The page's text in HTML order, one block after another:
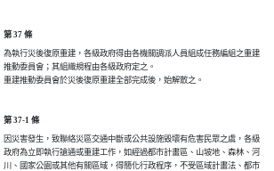
第 37 條
為執行災後復原重建，各級政府得由各機關調派人員組成任務編組之重建
推動委員會；其組織規程由各級政府定之。
重建推動委員會於災後復原重建全部完成後，始解散之。
第 37-1 條
因災害發生，致聯絡災區交通中斷或公共設施毀壞有危害民眾之虞，各級
政府為立即執行搶通或重建工作，如經過都市計畫區、山坡地、森林、河
川、國家公園或其他有關區域，得簡化行政程序，不受區域計畫法、都市